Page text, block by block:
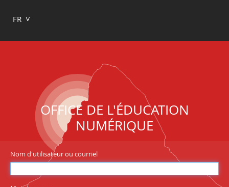
FR
OFFICE DE L'ÉDUCATION
NUMÉRIQUE
Nom d'utilisateur ou courriel